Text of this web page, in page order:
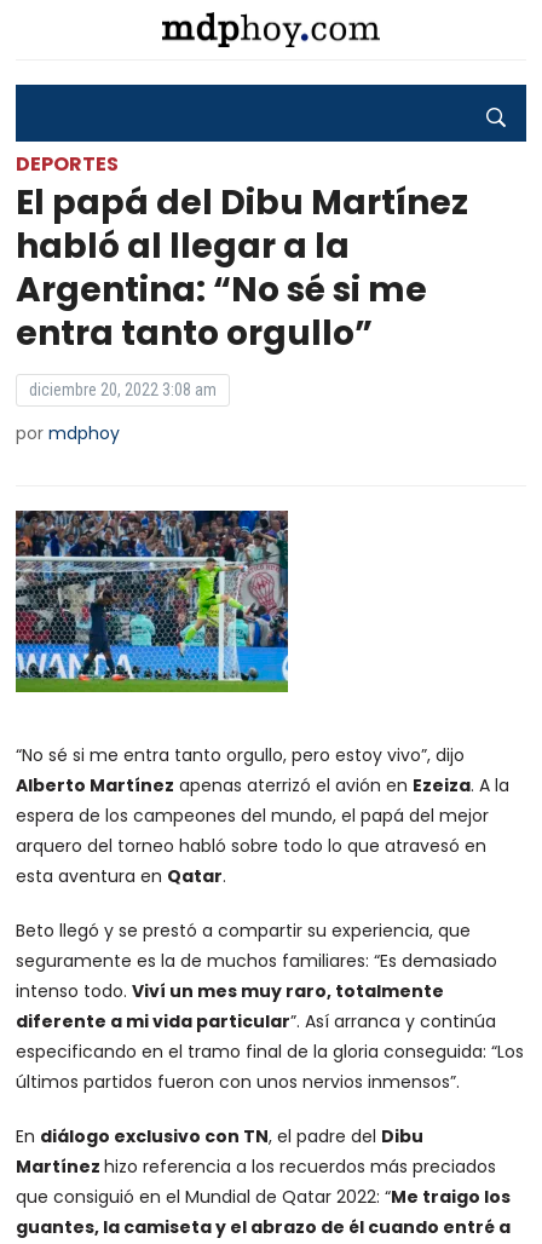
DEPORTES
El papá del Dibu Martínez
habló al llegar a la
Argentina: “No sé si me
entra tanto orgullo”
diciembre 20, 2022 3:08 am
pormdphoy
“No sé si me entra tanto orgullo, pero estoy vivo”, dijo
Alberto Martínez apenas aterrizó el avión en Ezeiza. A la
espera de los campeones del mundo, el papá del mejor
arquero del torneo habló sobre todo lo que atravesó en
esta aventura en Qatar.
Beto llegó y se prestó a compartir su experiencia, que
seguramente es la de muchos familiares: “Es demasiado
intenso todo.Viví un mes muy raro, totalmente
diferente a mi vida particular”. Así arranca y continúa
especificando en el tramo final de la gloria conseguida: “Los
últimos partidos fueron con unos nervios inmensos”.
En diálogo exclusivo con TN, el padre del Dibu
Martínezhizo referencia a los recuerdos más preciados
que consiguió en el Mundial de Qatar 2022: “Me traigo los
guantes, la camiseta y el abrazo de él cuando entré a